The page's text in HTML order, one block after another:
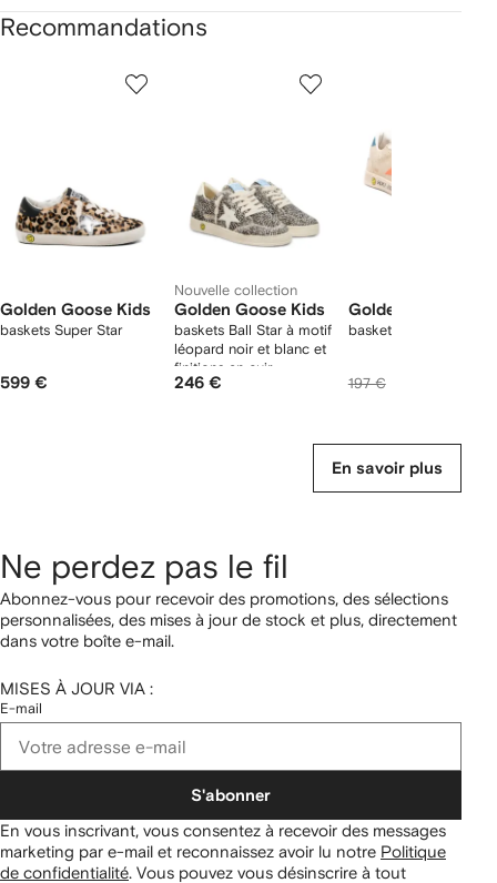
Recommandations
Golden Goose Kids
baskets Super Star
599 €
Nouvelle collection
Golden Goose Kids
baskets Ball Star à motif
léopard noir et blanc et
finitions en cuir
246 €
Golden Goose
baskets Ball Star New
197 €
En savoir plus
Ne perdez pas le fil
Abonnez-vous pour recevoir des promotions, des sélections
personnalisées, des mises à jour de stock et plus, directement
dans votre boîte e-mail.
MISES À JOUR VIA :
E-mail
S'abonner
En vous inscrivant, vous consentez à recevoir des messages
marketing par e-mail et reconnaissez avoir lu notre Politique
de confidentialité. Vous pouvez vous désinscrire à tout